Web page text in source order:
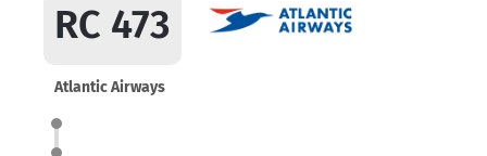
RC 473
Atlantic Airways